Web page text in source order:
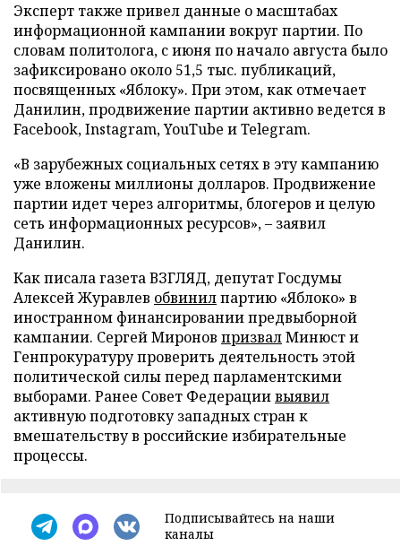
Эксперт также привел данные о масштабах
информационной кампании вокруг партии. По
словам политолога, с июня по начало августа было
зафиксировано около 51,5 тыс. публикаций,
посвященных «Яблоку». При этом, как отмечает
Данилин, продвижение партии активно ведется в
Facebook, Instagram, YouTube и Telegram.
«В зарубежных социальных сетях в эту кампанию
уже вложены миллионы долларов. Продвижение
партии идет через алгоритмы, блогеров и целую
сеть информационных ресурсов», – заявил
Данилин.
Как писала газета ВЗГЛЯД, депутат Госдумы
Алексей Журавлев обвинилпартию «Яблоко» в
иностранном финансировании предвыборной
кампании. Сергей Миронов призвалМинюст и
Генпрокуратуру проверить деятельность этой
политической силы перед парламентскими
выборами. Ранее Совет Федерациивыявил
активную подготовку западных стран к
вмешательству в российские избирательные
процессы.
Подписывайтесь на наши
каналы